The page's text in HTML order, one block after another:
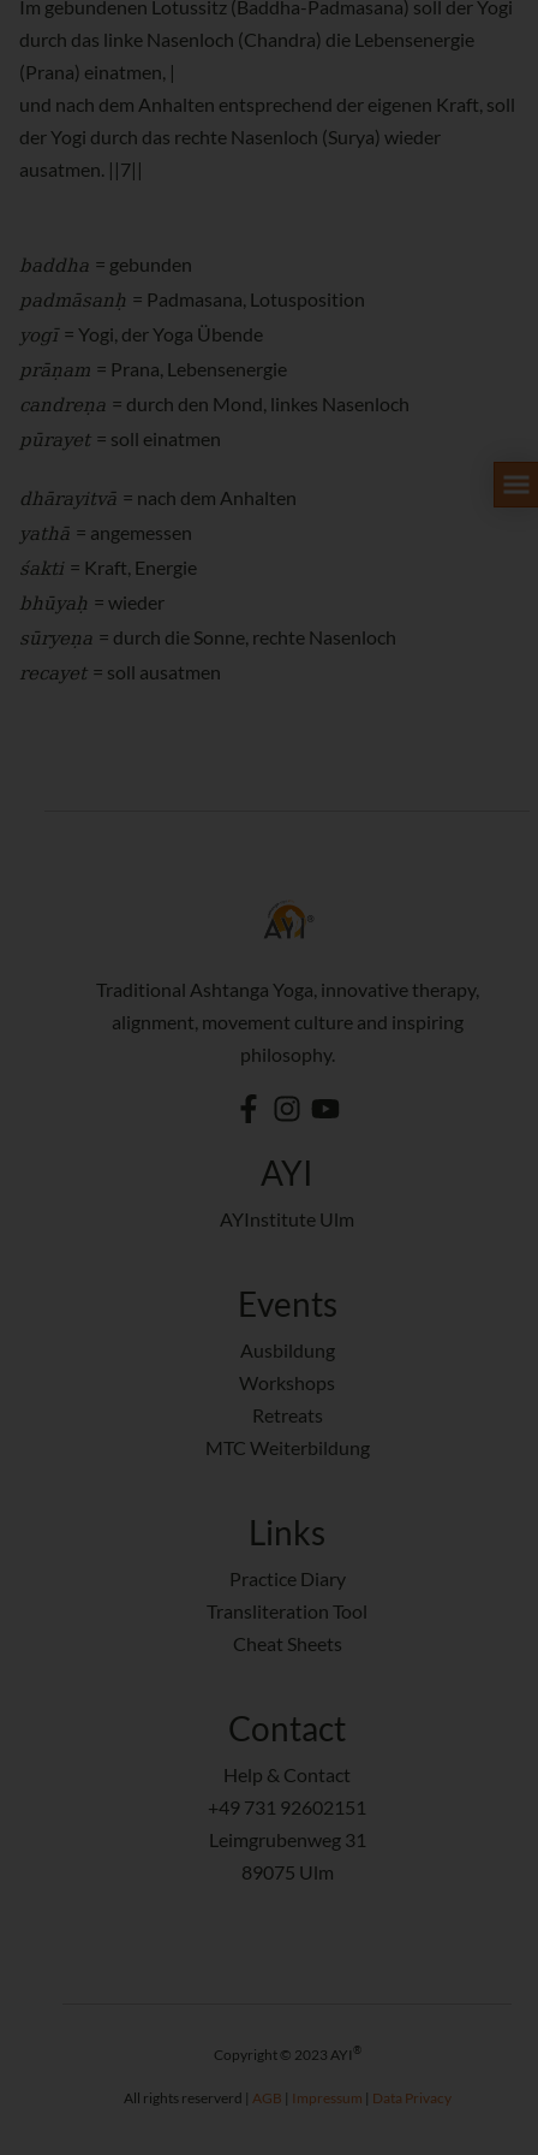
Im gebundenen Lotussitz (Baddha-Padmasana) soll der Yogi
durch das linke Nasenloch (Chandra) die Lebensenergie
(Prana) einatmen, |
und nach dem Anhalten entsprechend der eigenen Kraft, soll
der Yogi durch das rechte Nasenloch (Surya) wieder
ausatmen. ||7||
baddha = gebunden
padmāsanḥ = Padmasana, Lotusposition
yogī = Yogi, der Yoga Übende
prāṇam = Prana, Lebensenergie
candreṇa = durch den Mond, linkes Nasenloch
pūrayet = soll einatmen
dhārayitvā = nach dem Anhalten
yathā = angemessen
śakti = Kraft, Energie
bhūyaḥ = wieder
sūryeṇa = durch die Sonne, rechte Nasenloch
recayet = soll ausatmen
Traditional Ashtanga Yoga, innovative therapy,
alignment, movement culture and inspiring
philosophy.
AYI
AYInstitute Ulm
Events
Ausbildung
Workshops
Retreats
MTC Weiterbildung
Links
Practice Diary
Transliteration Tool
Cheat Sheets
Contact
Help & Contact
+49 731 92602151
Leimgrubenweg 31
89075 Ulm
Copyright © 2023 AYI ®
All rights reserverd | AGB | Impressum | Data Privacy